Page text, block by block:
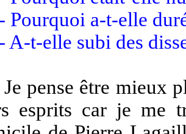
a-t-elle duré
t-elle subi des
pense être mieux
esprits car je me